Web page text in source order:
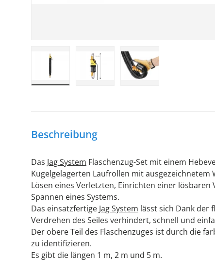
Beschreibung
Das Jag System Flaschenzug-Set mit einem
Kugelgelagerten Laufrollen mit ausgezeichnetem
Lösen eines Verletzten, Einrichten einer lösbaren
Spannen eines Systems.
Das einsatzfertige Jag System lässt sich Dank der
Verdrehen des Seiles verhindert, schnell und
Der obere Teil des Flaschenzuges ist durch die
zu identifizieren.
Es gibt die längen 1 m, 2 m und 5 m.